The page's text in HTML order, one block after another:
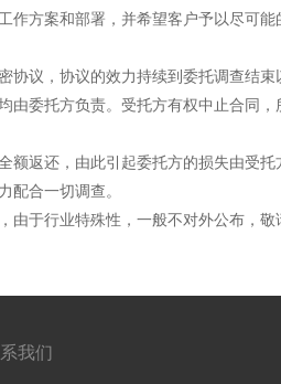
方案和部署，并希望客户予以尽可
议，协议的效力持续到委托调查结束
委托方负责。受托方有权中止合同
返还，由此引起委托方的损失由受托
合一切调查。
于行业特殊性，一般不对外公布，敬
我们